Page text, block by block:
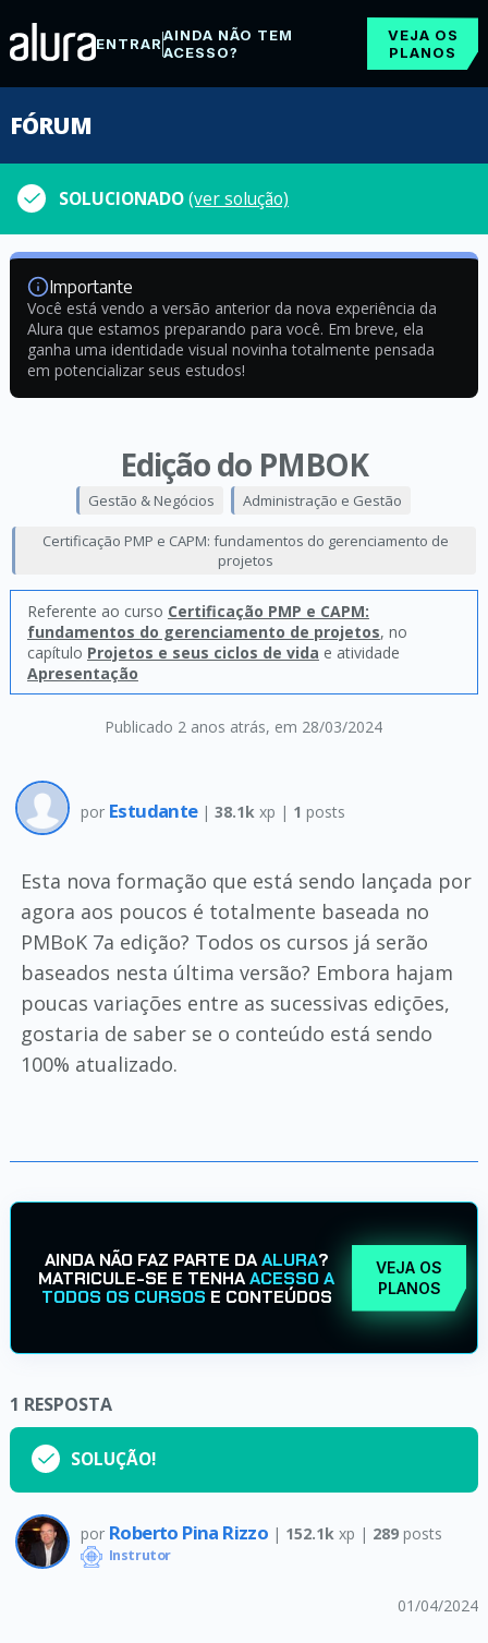
ENTRARAINDA NÃO TEM
ACESSO?
VEJA OS
PLANOS
FÓRUM
SOLUCIONADO(ver solução)
Importante
Você está vendo a versão anterior da nova experiência da
Alura que estamos preparando para você. Em breve, ela
ganha uma identidade visual novinha totalmente pensada
em potencializar seus estudos!
Edição do PMBOK
Publicado 2 anos atrás, em 28/03/2024
Gestão & Negócios Administração e Gestão
Certificação PMP e CAPM: fundamentos do gerenciamento de
projetos
Referente ao curso Certificação PMP e CAPM:
fundamentos do gerenciamento de projetos, no
capítulo Projetos e seus ciclos de vida e atividade
Apresentação
por Estudante | 38.1k xp | 1 posts
Esta nova formação que está sendo lançada por
agora aos poucos é totalmente baseada no
PMBoK 7a edição? Todos os cursos já serão
baseados nesta última versão? Embora hajam
poucas variações entre as sucessivas edições,
gostaria de saber se o conteúdo está sendo
100% atualizado.
AINDA NÃO FAZ PARTE DAALURA?
MATRICULE-SE E TENHAACESSO A
TODOS OS CURSOS E CONTEÚDOS
VEJA OS
PLANOS
1 RESPOSTA
SOLUÇÃO!
por Roberto Pina Rizzo | 152.1k xp | 289posts
Instrutor
01/04/2024